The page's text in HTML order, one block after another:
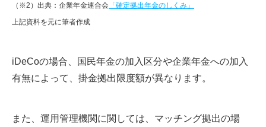
（※2）出典：企業年金連合会 「確定拠出年金のしくみ」
上記資料を元に筆者作成
iDeCoの場合、国民年金の加入区分や企業年金への加入
有無によって、掛金拠出限度額が異なります。
また、運用管理機関に関しては、マッチング拠出の場